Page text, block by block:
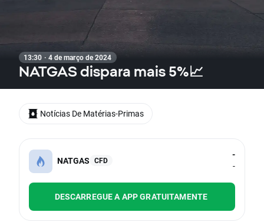
13:30 · 4 de março de 2024
NATGAS dispara mais 5%📈
NATGAS CFD
-
-
DESCARREGUE A APP GRATUITAMENTE
Notícias De Matérias-Primas